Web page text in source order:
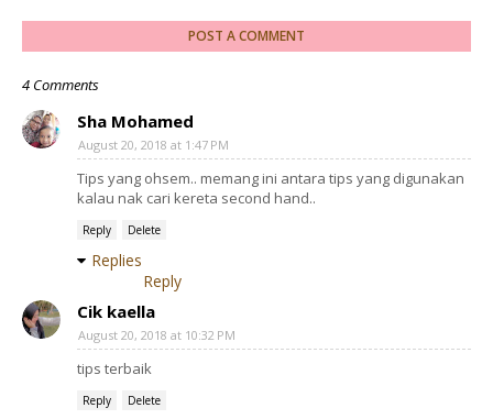
POST A COMMENT
4 Comments
Sha Mohamed
August 20, 2018 at 1:47 PM
Tips yang ohsem.. memang ini antara tips yang digunakan
kalau nak cari kereta second hand..
Reply Delete
Replies
Reply
Cik kaella
August 20, 2018 at 10:32 PM
tips terbaik
Reply Delete